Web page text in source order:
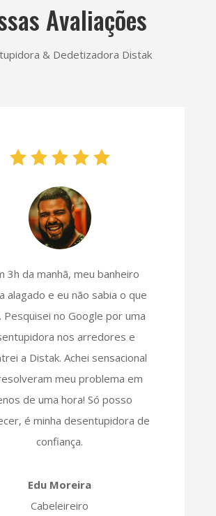
Avaliações
& Dedetizadora Distak
3h da manhã, meu banheiro
alagado e eu não sabia o que
Pesquisei no Google por uma
nos arredores e
a Distak. Achei sensacional
meu problema em
de uma hora! Só posso
é minha desentupidora de
confiança.
Edu Moreira
Cabeleireiro